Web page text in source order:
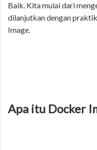
Baik. Kita mulai dari
dilanjutkan dengan
Image.
Apa itu Docker